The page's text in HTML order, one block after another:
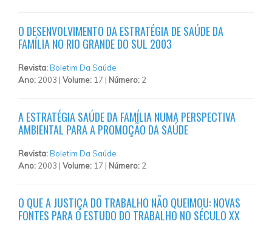
O DESENVOLVIMENTO DA ESTRATÉGIA DE SAÚDE DA
FAMÍLIA NO RIO GRANDE DO SUL 2003
Revista:Boletim Da Saúde
Ano: 2003 | Volume: 17 | Número: 2
A ESTRATÉGIA SAÚDE DA FAMÍLIA NUMA PERSPECTIVA
AMBIENTAL PARA A PROMOÇÃO DA SAÚDE
Revista:Boletim Da Saúde
Ano: 2003 | Volume: 17 | Número: 2
O QUE A JUSTIÇA DO TRABALHO NÃO QUEIMOU: NOVAS
FONTES PARA O ESTUDO DO TRABALHO NO SÉCULO XX